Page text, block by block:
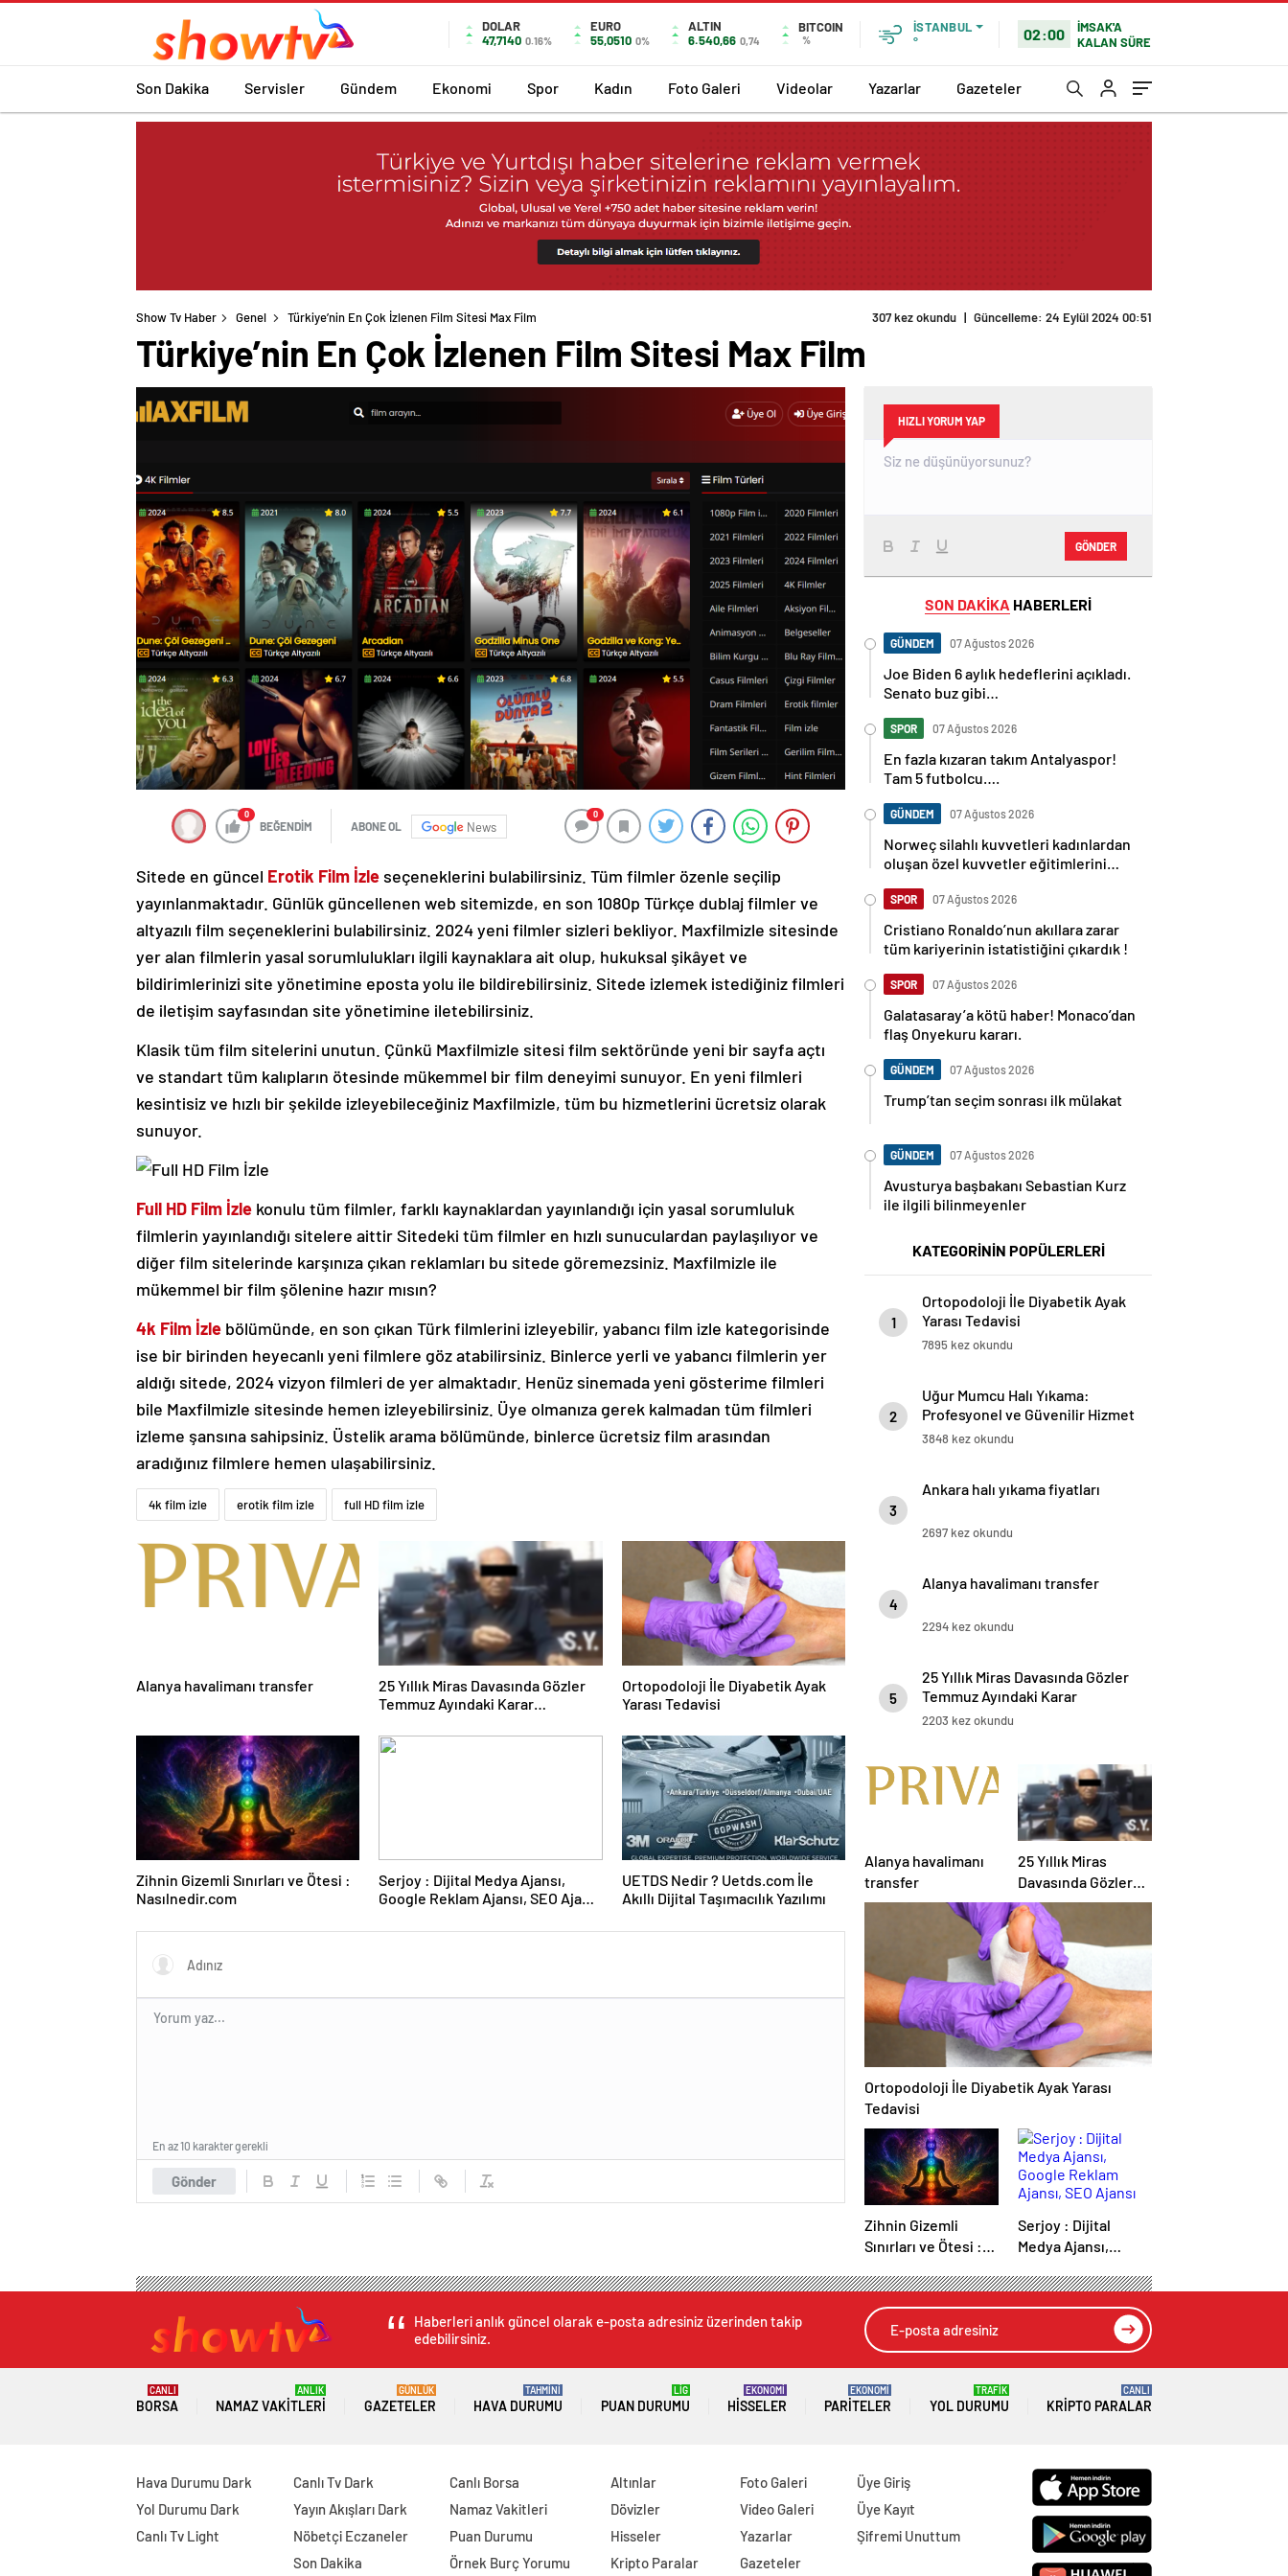
DOLAR
47,7140 0.16%
EURO
55,0510 0%
ALTIN
6.540,66 0,74
BITCOIN
%
İSTANBUL
°
02:00
İMSAK'A
KALAN SÜRE
Son Dakika Servisler Gündem Ekonomi Spor Kadın Foto Galeri Videolar Yazarlar Gazeteler
Show Tv Haber Genel Türkiye’nin En Çok İzlenen Film Sitesi Max Film 307 kez okundu | Güncelleme: 24 Eylül 2024 00:51
Türkiye’nin En Çok İzlenen Film Sitesi Max Film
0
BEĞENDİM ABONE OL News
0
Sitede en güncel Erotik Film İzle seçeneklerini bulabilirsiniz. Tüm filmler özenle seçilip
yayınlanmaktadır. Günlük güncellenen web sitemizde, en son 1080p Türkçe dublaj filmler ve
altyazılı film seçeneklerini bulabilirsiniz. 2024 yeni filmler sizleri bekliyor. Maxfilmizle sitesinde
yer alan filmlerin yasal sorumlulukları ilgili kaynaklara ait olup, hukuksal şikâyet ve
bildirimlerinizi site yönetimine eposta yolu ile bildirebilirsiniz. Sitede izlemek istediğiniz filmleri
de iletişim sayfasından site yönetimine iletebilirsiniz.
Klasik tüm film sitelerini unutun. Çünkü Maxfilmizle sitesi film sektöründe yeni bir sayfa açtı
ve standart tüm kalıpların ötesinde mükemmel bir film deneyimi sunuyor. En yeni filmleri
kesintisiz ve hızlı bir şekilde izleyebileceğiniz Maxfilmizle, tüm bu hizmetlerini ücretsiz olarak
sunuyor.
Full HD Film İzle konulu tüm filmler, farklı kaynaklardan yayınlandığı için yasal sorumluluk
filmlerin yayınlandığı sitelere aittir Sitedeki tüm filmler en hızlı sunuculardan paylaşılıyor ve
diğer film sitelerinde karşınıza çıkan reklamları bu sitede göremezsiniz. Maxfilmizle ile
mükemmel bir film şölenine hazır mısın?
4k Film İzle bölümünde, en son çıkan Türk filmlerini izleyebilir, yabancı film izle kategorisinde
ise bir birinden heyecanlı yeni filmlere göz atabilirsiniz. Binlerce yerli ve yabancı filmlerin yer
aldığı sitede, 2024 vizyon filmleri de yer almaktadır. Henüz sinemada yeni gösterime filmleri
bile Maxfilmizle sitesinde hemen izleyebilirsiniz. Üye olmanıza gerek kalmadan tüm filmleri
izleme şansına sahipsiniz. Üstelik arama bölümünde, binlerce ücretsiz film arasından
aradığınız filmlere hemen ulaşabilirsiniz.
4k film izle erotik film izle full HD film izle
Alanya havalimanı transfer
25 Yıllık Miras Davasında Gözler
Temmuz Ayındaki Karar
Ortopodoloji İle Diyabetik Ayak
Yarası Tedavisi
Zihnin Gizemli Sınırları ve Ötesi :
Nasılnedir.com
Serjoy : Dijital Medya Ajansı,
Google Reklam Ajansı, SEO Ajansı
UETDS Nedir ? Uetds.com İle
Akıllı Dijital Taşımacılık Yazılımı
Gönder
En az 10 karakter gerekli
HIZLI YORUM YAP
GÖNDER
SON DAKİKA HABERLERİ
GÜNDEM 07 Ağustos 2026
Joe Biden 6 aylık hedeflerini açıkladı.
Senato buz gibi…
SPOR 07 Ağustos 2026
En fazla kızaran takım Antalyaspor!
Tam 5 futbolcu….
GÜNDEM 07 Ağustos 2026
Norweç silahlı kuvvetleri kadınlardan
oluşan özel kuvvetler eğitimlerini
SPOR 07 Ağustos 2026
Cristiano Ronaldo’nun akıllara zarar
tüm kariyerinin istatistiğini çıkardık !
SPOR 07 Ağustos 2026
Galatasaray’a kötü haber! Monaco’dan
flaş Onyekuru kararı.
GÜNDEM 07 Ağustos 2026
Trump’tan seçim sonrası ilk mülakat
GÜNDEM 07 Ağustos 2026
Avusturya başbakanı Sebastian Kurz
ile ilgili bilinmeyenler
KATEGORİNİN POPÜLERLERİ
1
Ortopodoloji İle Diyabetik Ayak
Yarası Tedavisi
7895 kez okundu
2
Uğur Mumcu Halı Yıkama:
Profesyonel ve Güvenilir Hizmet
3848 kez okundu
3
Ankara halı yıkama fiyatları
2697 kez okundu
4
Alanya havalimanı transfer
2294 kez okundu
5
25 Yıllık Miras Davasında Gözler
Temmuz Ayındaki Karar
Duruşmasına Çevrildi
2203 kez okundu
Alanya havalimanı
transfer
25 Yıllık Miras
Davasında Gözler
Temmuz Ayındaki
Karar Duruşmasına
Çevrildi
Ortopodoloji İle Diyabetik Ayak Yarası
Tedavisi
Zihnin Gizemli
Sınırları ve Ötesi :
Serjoy : Dijital
Medya Ajansı,
Ajansı, SEO Ajansı
ve Web Tasarım
Haberleri anlık güncel olarak e-posta adresiniz üzerinden takip
edebilirsiniz.
BORSA
CANLI
NAMAZ VAKITLERI
ANLIK
GAZETELER
GÜNLÜK
HAVA DURUMU
TAHMİNİ
PUAN DURUMU
LİG
HISSELER
EKONOMİ
PARITELER
EKONOMİ
YOL DURUMU
TRAFİK
KRIPTO PARALAR
CANLI
Hava Durumu Dark
Yol Durumu Dark
Canlı Tv Light
Canlı Tv Dark
Yayın Akışları Dark
Nöbetçi Eczaneler
Son Dakika
Canlı Borsa
Namaz Vakitleri
Puan Durumu
Örnek Burç Yorumu
Altınlar
Dövizler
Hisseler
Kripto Paralar
Foto Galeri
Video Galeri
Yazarlar
Gazeteler
Üye Giriş
Üye Kayıt
Şifremi Unuttum